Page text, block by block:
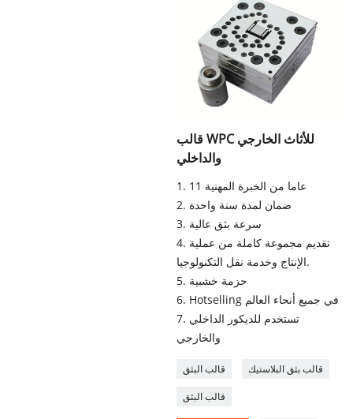
قالب WPC للأثاث الخارجي
والداخلي
1. 11 عاما من الخبرة المهنية
2. ضمان لمدة سنة واحدة
3. سرعة بثق عالية
4. تقديم مجموعة كاملة من عملية
الإنتاج وخدمة نقل التكنولوجيا.
5. حزمة خشبية
6. Hotselling في جميع أنحاء العالم
7. تستخدم للديكور الداخلي
والخارجي
قالب البثق قالب بثق البلاستيك
قالب البثق